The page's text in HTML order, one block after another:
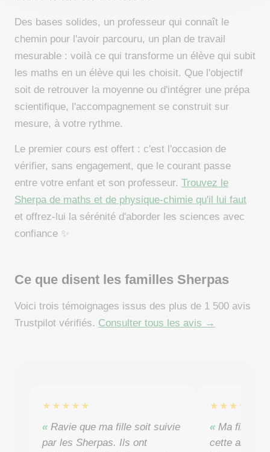
Des bases solides, un professeur qui connaît le
chemin pour l'avoir parcouru, un plan de travail
mesurable : voilà ce qui transforme un élève qui subit
les maths en un élève qui les choisit. Que l'objectif
soit de retrouver la moyenne ou d'intégrer une prépa
scientifique, l'accompagnement se construit sur
mesure, à votre rythme.
Le premier cours est offert : c'est l'occasion de
vérifier, sans engagement, que le courant passe
entre votre enfant et son professeur. Trouvez le
Sherpa de maths et de physique-chimie qu'il lui faut
et offrez-lui la sérénité d'aborder les sciences avec
confiance ✨
Ce que disent les familles Sherpas
Voici trois témoignages issus des plus de 1 500 avis
Trustpilot vérifiés. Consulter tous les avis →
★★★★★
Ravie que ma fille soit suivie
par les Sherpas. Ils ont
★★★★★
Ma fille a
cette année